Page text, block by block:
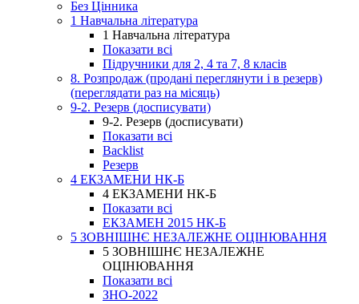
Без Цінника
1 Навчальна література
1 Навчальна література
Показати всі
Підручники для 2, 4 та 7, 8 класів
8. Розпродаж (продані переглянути і в резерв)
(переглядати раз на місяць)
9-2. Резерв (досписувати)
9-2. Резерв (досписувати)
Показати всі
Backlist
Резерв
4 ЕКЗАМЕНИ НК-Б
4 ЕКЗАМЕНИ НК-Б
Показати всі
ЕКЗАМЕН 2015 НК-Б
5 ЗОВНІШНЄ НЕЗАЛЕЖНЕ ОЦІНЮВАННЯ
5 ЗОВНІШНЄ НЕЗАЛЕЖНЕ
ОЦІНЮВАННЯ
Показати всі
ЗНО-2022